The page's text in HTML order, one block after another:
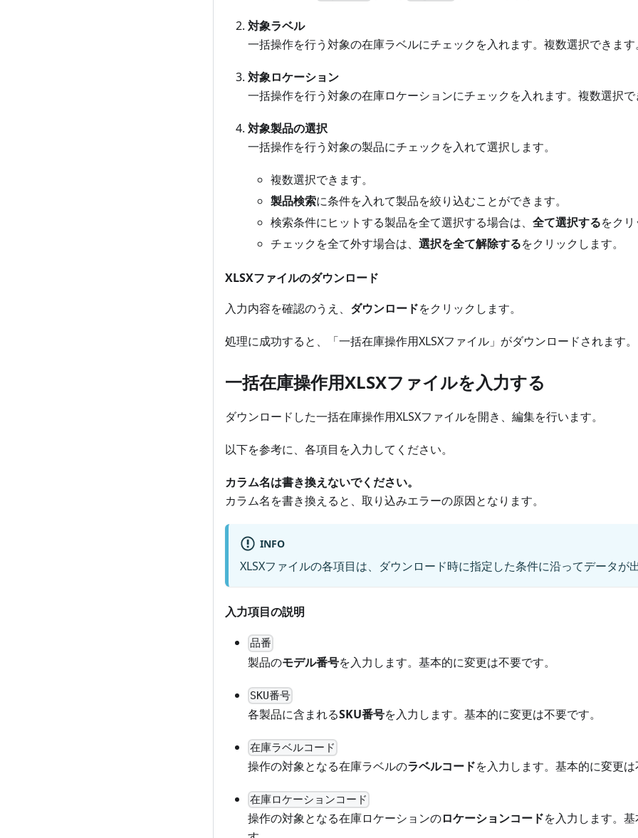
対象ラベル
一括操作を行う対象の在庫ラベルにチェックを入れます。複数選択できます。
対象ロケーション
一括操作を行う対象の在庫ロケーションにチェックを入れます。複数選択で
対象製品の選択
一括操作を行う対象の製品にチェックを入れて選択します。
複数選択できます。
製品検索に条件を入れて製品を絞り込むことができます。
検索条件にヒットする製品を全て選択する場合は、 全て選択するをクリ
チェックを全て外す場合は、 選択を全て解除するをクリックします。
XLSXファイルのダウンロード
入力内容を確認のうえ、 ダウンロードをクリックします。
処理に成功すると、「一括在庫操作用XLSXファイル」がダウンロードされます。
一括在庫操作用XLSXファイルを入力する
ダウンロードした一括在庫操作用XLSXファイルを開き、編集を行います。
以下を参考に、各項目を入力してください。
カラム名は書き換えないでください。
カラム名を書き換えると、取り込みエラーの原因となります。
INFO
XLSXファイルの各項目は、ダウンロード時に指定した条件に沿ってデータが
入力項目の説明
品番
製品のモデル番号を入力します。基本的に変更は不要です。
SKU番号
各製品に含まれるSKU番号を入力します。基本的に変更は不要です。
在庫ラベルコード
操作の対象となる在庫ラベルのラベルコードを入力します。基本的に変更は
在庫ロケーションコード
操作の対象となる在庫ロケーションのロケーションコードを入力します。